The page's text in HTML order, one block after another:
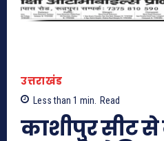
उत्तराखंड
Less than 1 min. Read
काशीपुर सीट से